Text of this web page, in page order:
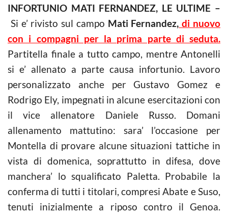
INFORTUNIO MATI FERNANDEZ, LE ULTIME –
Si e’ rivisto sul campo Mati Fernandez, di nuovo
con i compagni per la prima parte di seduta.
Partitella finale a tutto campo, mentre Antonelli
si e’ allenato a parte causa infortunio. Lavoro
personalizzato anche per Gustavo Gomez e
Rodrigo Ely, impegnati in alcune esercitazioni con
il vice allenatore Daniele Russo. Domani
allenamento mattutino: sara’ l’occasione per
Montella di provare alcune situazioni tattiche in
vista di domenica, soprattutto in difesa, dove
manchera’ lo squalificato Paletta. Probabile la
conferma di tutti i titolari, compresi Abate e Suso,
tenuti inizialmente a riposo contro il Genoa.